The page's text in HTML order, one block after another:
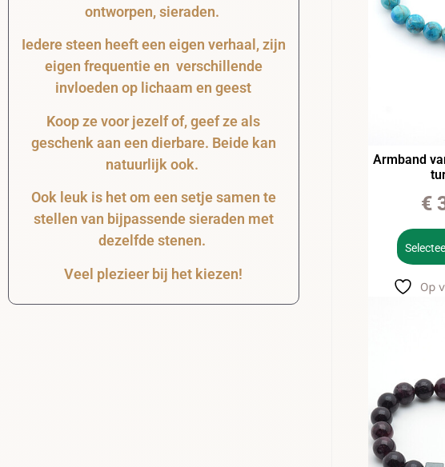
ontworpen, sieraden.
Iedere steen heeft een eigen verhaal, zijn
eigen frequentie en verschillende
invloeden op lichaam en geest
Koop ze voor jezelf of, geef ze als
geschenk aan een dierbare. Beide kan
natuurlijk ook.
Ook leuk is het om een setje samen te
stellen van bijpassende sieraden met
dezelfde stenen.
Veel plezieer bij het kiezen!
Armband
€
Op